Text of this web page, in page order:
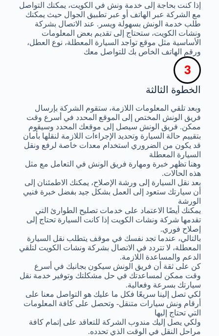
إذا كنت بحاجة إلى خدمة ونش في الكويت، يمكنك التواصل
مع الشركة عبر الهاتف أو عبر تطبيق الجوال حيث يمكنك
طلب خدمة الونش بسهولة ويسر. عند الاتصال بشركة
ونشات الكويت، ستحتاج إلى تقديم بعض المعلومات
الأساسية مثل موقع تواجد السيارة المعطلة، نوع العطل،
ورقم الهاتف الخاص بك للتواصل معك
الخطوة الثالثة
وبعد تلقي المعلومات اللازمة، ستقوم الشركة بإرسال
فريق الونش المختص إلى الموقع المحدد في أسرع وقت
ممكن. فريق الونش سيصل إلى موقعك المحدد وسيقوم
بتقييم حالة السيارة وتحديد الإجراءات اللازمة لنقلها بأمان
قد يكون من الضروري استخدام معدات خاصة لرفع ونقل
السيارة المعطلة
وهنا تظهر خبرة ومهارة فريق الونش في التعامل مع مثل
هذه الحالات.
بعد نقل السيارة إلى ورشة الإصلاح، يمكنك الاطمئنان إلى
أن سيارتك ستعود إلى العمل بشكل جيد بفضل خبرة فنيي
الورشة
يمكنك أيضًا الاعتماد على خدمات تصليح الطوارئ التي
تقدمها شركة ونشات الكويت إذا كانت السيارة تحتاج إلى
إصلاح فوري.
بالتالي، عندما تجد نفسك في موقف يتطلب نقل السيارة
المعطلة، لا تتردد في الاتصال بشركة ونشات الكويت لتلقي
الدعم والمساعدة اللازمة.
كن على ثقة أن فريق الونش سيكون بجانبك في أسرع
وقت ممكن لمساعدتك في حل مشكلتك وتوفير خدمة نقل
سيارتك بسرعة وفعالية.
لكي تصل إلينا سريعًا فكل ما عليك هو التواصل معنا على
أرقام ونش سيارات متنقل- وتحصل على كافة المعلومات
التي تحتاج إليها
ولكي يصل إليك مندوب الشركة للتعاقد على إتمام كافة
مراحل النقل في الوقت الذي تحدده.